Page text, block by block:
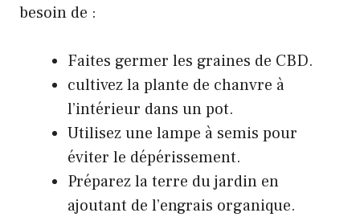
besoin de :
Faites germer les graines de CBD.
cultivez la plante de chanvre à
l’intérieur dans un pot.
Utilisez une lampe à semis pour
éviter le dépérissement.
Préparez la terre du jardin en
ajoutant de l’engrais organique.